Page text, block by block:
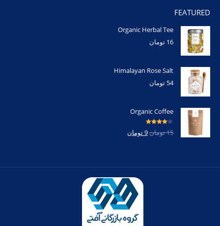
FEATURED
Organic Herbal Tee
16 تومان
Himalayan Rose Salt
54 تومان
Organic Coffee
امتیاز4.00
از 5 15تومان9تومان